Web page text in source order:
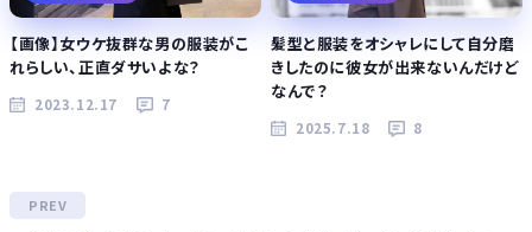
【画像】女ウケ抜群な男の服装がこ
れらしい、正直ダサいよな？
2023.12.17 7
髪型と服装をオシャレにして自分磨
きしたのに彼女が出来ないんだけど
なんで？
2025.7.18 8